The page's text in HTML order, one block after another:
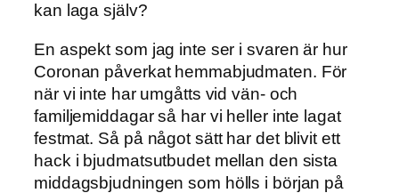
kan laga själv?
En aspekt som jag inte ser i svaren är hur
Coronan påverkat hemmabjudmaten. För
när vi inte har umgåtts vid vän- och
familjemiddagar så har vi heller inte lagat
festmat. Så på något sätt har det blivit ett
hack i bjudmatsutbudet mellan den sista
middagsbjudningen som hölls i början på